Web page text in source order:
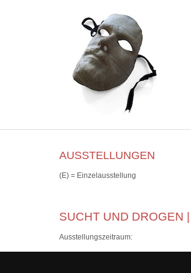
AUSSTELLUNGEN
(E) = Einzelausstellung
SUCHT UND DROGEN
Ausstellungszeitraum: